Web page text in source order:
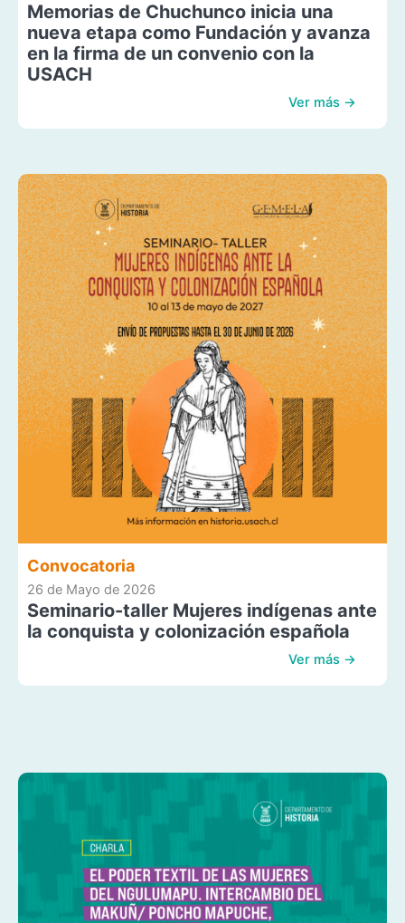
Memorias de Chuchunco inicia una
nueva etapa como Fundación y avanza
en la firma de un convenio con la
USACH
Ver más →
Convocatoria
26 de Mayo de 2026
Seminario-taller Mujeres indígenas ante
la conquista y colonización española
Ver más →